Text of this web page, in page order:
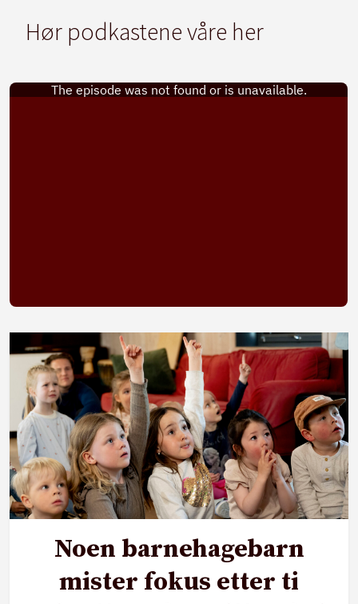
Hør podkastene våre her
Noen barnehagebarn
mister fokus etter ti